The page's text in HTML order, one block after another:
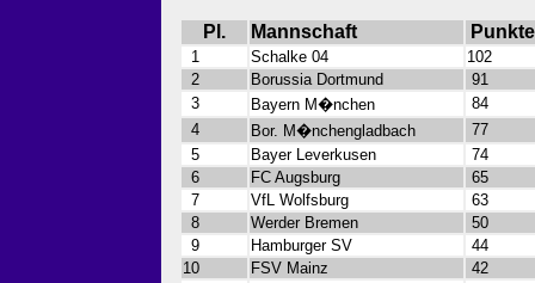
Pl. Mannschaft Punkte
1 Schalke 04
102
2
Borussia Dortmund
91
3
Bayern M�nchen
84
4
Bor. M�nchengladbach
77
5
Bayer Leverkusen
74
6
FC Augsburg
65
7
VfL Wolfsburg
63
8
Werder Bremen
50
9
Hamburger SV
44
10
FSV Mainz
42